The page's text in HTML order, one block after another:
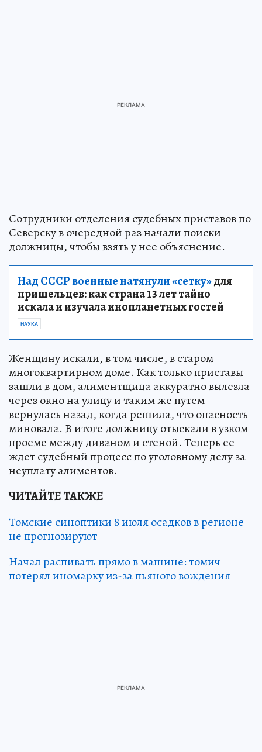
Сотрудники отделения судебных приставов по
Северску в очередной раз начали поиски
должницы, чтобы взять у нее объяснение.
Над СССР военные натянули «сетку»для
пришельцев: как страна 13 лет тайно
искала и изучала инопланетных гостей
НАУКА
Женщину искали, в том числе, в старом
многоквартирном доме. Как только приставы
зашли в дом, алиментщица аккуратно вылезла
через окно на улицу и таким же путем
вернулась назад, когда решила, что опасность
миновала. В итоге должницу отыскали в узком
проеме между диваном и стеной. Теперь ее
ждет судебный процесс по уголовному делу за
неуплату алиментов.
ЧИТАЙТЕ ТАКЖЕ
Томские синоптики 8 июля осадков в регионе
не прогнозируют
Начал распивать прямо в машине: томич
потерял иномарку из-за пьяного вождения